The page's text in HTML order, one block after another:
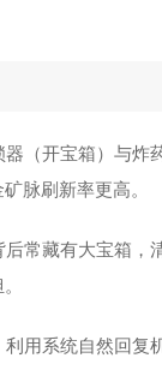
（开宝箱）与
脉刷新率更高。
常藏有大宝箱
用系统自然回